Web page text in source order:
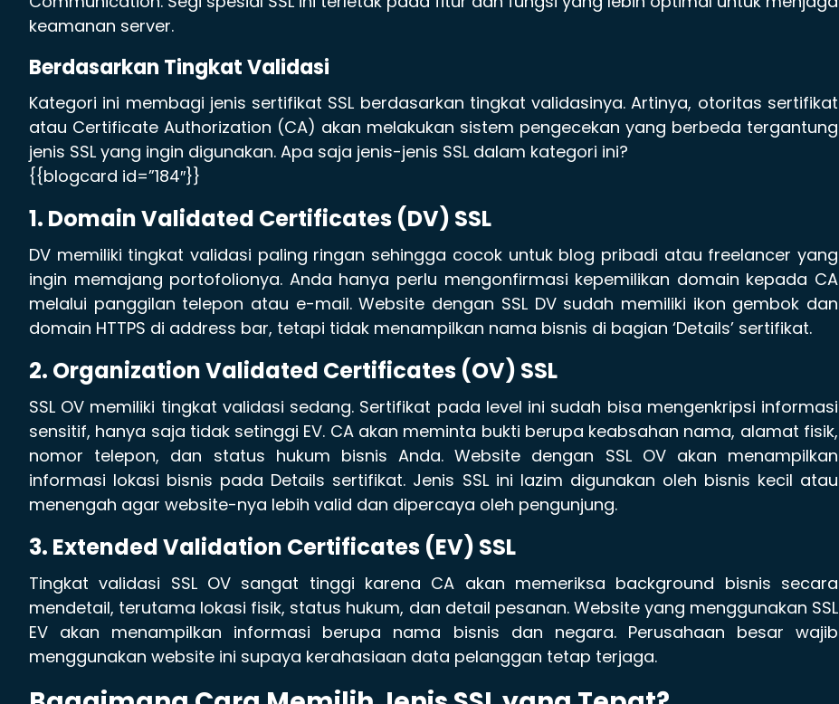
keamanan server.
Berdasarkan Tingkat Validasi
Kategori ini membagi jenis sertifikat SSL berdasarkan tingkat validasinya. Artinya, otoritas sertifikat
atau Certificate Authorization (CA) akan melakukan sistem pengecekan yang berbeda tergantung
jenis SSL yang ingin digunakan. Apa saja jenis-jenis SSL dalam kategori ini?
{{blogcard id=”184″}}
1. Domain Validated Certificates (DV) SSL
DV memiliki tingkat validasi paling ringan sehingga cocok untuk blog pribadi atau freelancer yang
ingin memajang portofolionya. Anda hanya perlu mengonfirmasi kepemilikan domain kepada CA
melalui panggilan telepon atau e-mail. Website dengan SSL DV sudah memiliki ikon gembok dan
domain HTTPS di address bar, tetapi tidak menampilkan nama bisnis di bagian ‘Details’ sertifikat.
2. Organization Validated Certificates (OV) SSL
SSL OV memiliki tingkat validasi sedang. Sertifikat pada level ini sudah bisa mengenkripsi informasi
sensitif, hanya saja tidak setinggi EV. CA akan meminta bukti berupa keabsahan nama, alamat fisik,
nomor telepon, dan status hukum bisnis Anda. Website dengan SSL OV akan menampilkan
informasi lokasi bisnis pada Details sertifikat. Jenis SSL ini lazim digunakan oleh bisnis kecil atau
menengah agar website-nya lebih valid dan dipercaya oleh pengunjung.
3. Extended Validation Certificates (EV) SSL
Tingkat validasi SSL OV sangat tinggi karena CA akan memeriksa background bisnis secara
mendetail, terutama lokasi fisik, status hukum, dan detail pesanan. Website yang menggunakan SSL
EV akan menampilkan informasi berupa nama bisnis dan negara. Perusahaan besar wajib
menggunakan website ini supaya kerahasiaan data pelanggan tetap terjaga.